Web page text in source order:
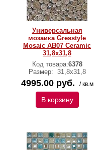
Универсальная
мозаика Gresstyle
Mosaic AB07 Ceramic
31,8х31,8
Код товара:6378
Размер: 31,8х31,8
4995.00 руб. / кв.м
В корзину